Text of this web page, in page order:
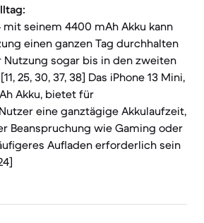
mit seinem 4400 mAh Akku kann
einen ganzen Tag durchhalten
sogar bis in den zweiten
25, 30, 37, 38] Das iPhone 13 Mini,
Akku, bietet für
eine ganztägige Akkulaufzeit,
Beanspruchung wie Gaming oder
Aufladen erforderlich sein